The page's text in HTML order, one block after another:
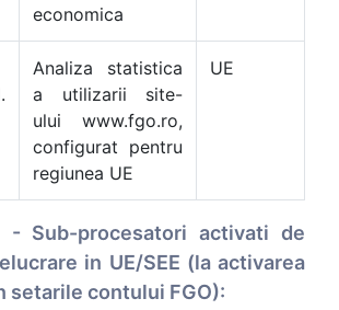
economica
Analiza statistica
a utilizarii site-
ului www.fgo.ro,
configurat pentru
regiunea UE
UE
- Sub-procesatori activati de
in UE/SEE (la activarea
setarile contului FGO):